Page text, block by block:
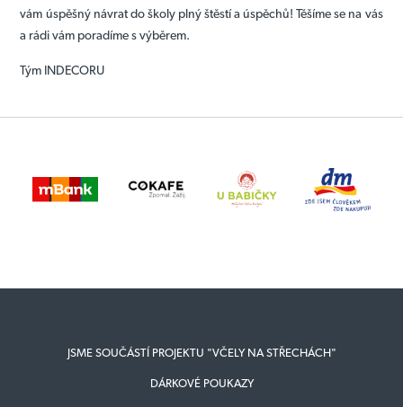
vám úspěšný návrat do školy plný štěstí a úspěchů! Těšíme se na vás
a rádi vám poradíme s výběrem.
Tým INDECORU
JSME SOUČÁSTÍ PROJEKTU "VČELY NA STŘECHÁCH"
DÁRKOVÉ POUKAZY